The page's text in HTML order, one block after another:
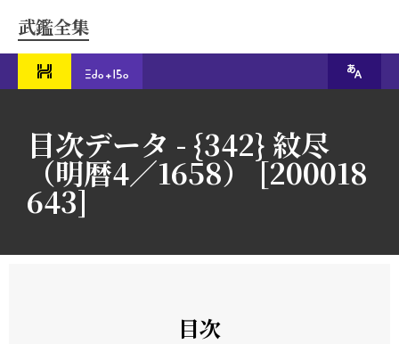
武鑑全集
目次データ - {342} 紋尽
（明暦4／1658） [200018
643]
目次